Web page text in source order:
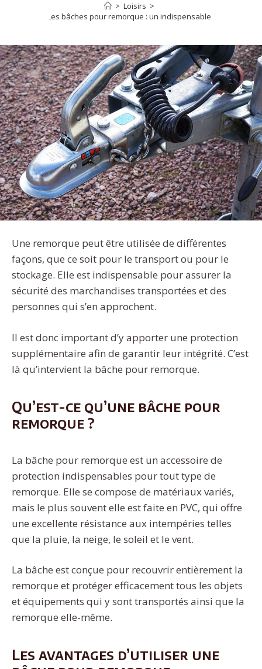
> Loisirs >
Les bâches pour remorque : un indispensable !
Une remorque peut être utilisée de différentes
façons, que ce soit pour le transport ou pour le
stockage. Elle est indispensable pour assurer la
sécurité des marchandises transportées et des
personnes qui s’en approchent.
Il est donc important d’y apporter une protection
supplémentaire afin de garantir leur intégrité. C’est
là qu’intervient la bâche pour remorque.
Qu’est-ce qu’une bâche pour
remorque ?
La bâche pour remorque est un accessoire de
protection indispensables pour tout type de
remorque. Elle se compose de matériaux variés,
mais le plus souvent elle est faite en PVC, qui offre
une excellente résistance aux intempéries telles
que la pluie, la neige, le soleil et le vent.
La bâche est conçue pour recouvrir entièrement la
remorque et protéger efficacement tous les objets
et équipements qui y sont transportés ainsi que la
remorque elle-même.
Les avantages d’utiliser une